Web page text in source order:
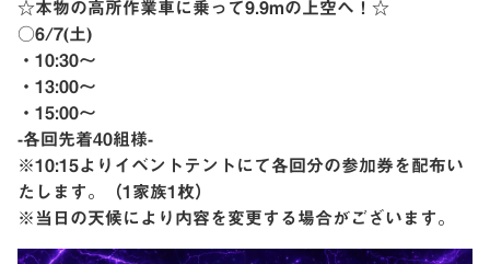
☆本物の高所作業車に乗って9.9mの上空へ！☆
○6/7(土)
・10:30〜
・13:00〜
・15:00〜
-各回先着40組様-
※10:15よりイベントテントにて各回分の参加券を配布い
たします。（1家族1枚）
※当日の天候により内容を変更する場合がございます。